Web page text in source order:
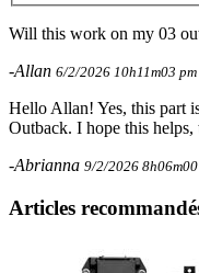
Will this work on my 03
-Allan 6/2/2026 10h11m03 pm
Hello Allan! Yes, this part
Outback. I hope this
-Abrianna 9/2/2026
Articles